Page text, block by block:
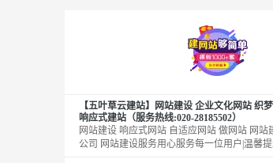
【五叶草云建站】网站建设 企业文化网站 织
响应式建站（服务热线:020-28185502）
网站建设 响应式网站 自适应网站 做网站 网站
公司 网站建设服务用心服务每一位用户|温馨